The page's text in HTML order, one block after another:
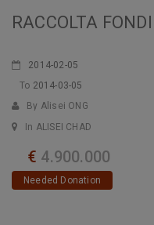
RACCOLTA FONDI
2014-02-05
To 2014-03-05
By Alisei ONG
In ALISEI CHAD
€ 4.900.000
Needed Donation